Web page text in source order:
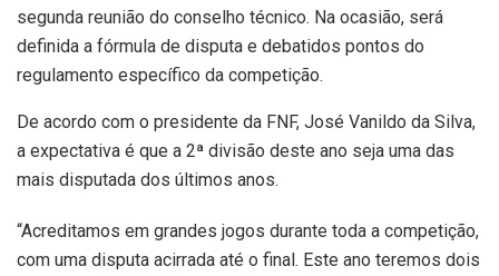
segunda reunião do conselho técnico. Na ocasião, será
definida a fórmula de disputa e debatidos pontos do
regulamento específico da competição.
De acordo com o presidente da FNF, José Vanildo da Silva,
a expectativa é que a 2ª divisão deste ano seja uma das
mais disputada dos últimos anos.
“Acreditamos em grandes jogos durante toda a competição,
com uma disputa acirrada até o final. Este ano teremos dois